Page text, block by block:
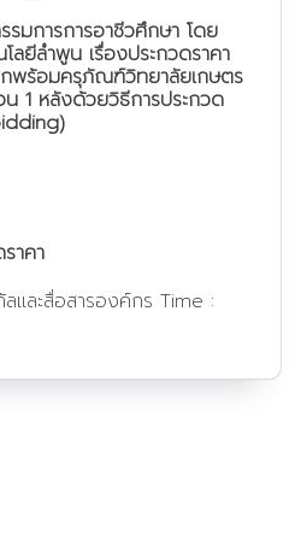
รมการการอาชีวศึกษา โดย
โลยีลำพูน เรื่องประกวดราคา
พร้อมครุภัณฑ์วิทยาลัยเกษตร
น 1 หลังด้วยวิธีการประกวด
าคา
และสื่อสารองค์กร Time :